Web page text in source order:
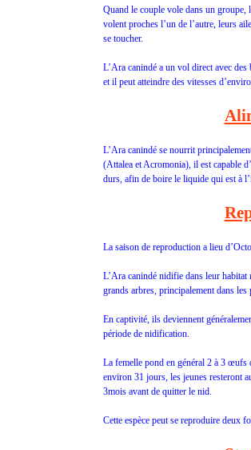
Quand le couple vole dans un groupe,
volent proches l’un de l’autre, leurs
se toucher.
L’Ara canindé a un vol direct avec
et il peut atteindre des vitesses
L’Ara canindé se nourrit
(Attalea et Acromonia), il est capable
durs, afin de boire le liquide qui est à
La saison de reproduction a lieu
L’Ara canindé nidifie dans leur habitat
grands arbres, principalement dans les
En captivité, ils deviennent
période de nidification.
La femelle pond en général 2 à 3 œufs
environ 31 jours, les jeunes resteront
3mois avant de quitter le nid.
Cette espèce peut se reproduire deux